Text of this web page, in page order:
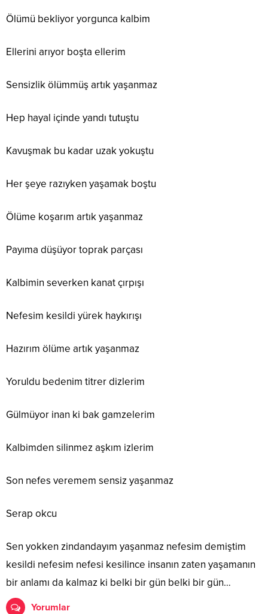
Ölümü bekliyor yorgunca kalbim
Ellerini arıyor boşta ellerim
Sensizlik ölümmüş artık yaşanmaz
Hep hayal içinde yandı tutuştu
Kavuşmak bu kadar uzak yokuştu
Her şeye razıyken yaşamak boştu
Ölüme koşarım artık yaşanmaz
Payıma düşüyor toprak parçası
Kalbimin severken kanat çırpışı
Nefesim kesildi yürek haykırışı
Hazırım ölüme artık yaşanmaz
Yoruldu bedenim titrer dizlerim
Gülmüyor inan ki bak gamzelerim
Kalbimden silinmez aşkım izlerim
Son nefes veremem sensiz yaşanmaz
Serap okcu
Sen yokken zindandayım yaşanmaz nefesim demiştim
kesildi nefesim nefesi kesilince insanın zaten yaşamanın
bir anlamı da kalmaz ki belki bir gün belki bir gün…
Yorumlar